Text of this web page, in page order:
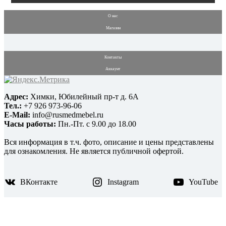
О нас
Магазин
Контакты
Аккаунт
Адрес: Химки, Юбилейный пр-т д. 6А
Тел.: +7 926 973-96-06
E-Mail: info@rusmedmebel.ru
Часы работы: Пн.-Пт. с 9.00 до 18.00
Вся информация в т.ч. фото, описание и цены представлены
для ознакомления. Не является публичной офертой.
ВКонтакте Instagram YouTube